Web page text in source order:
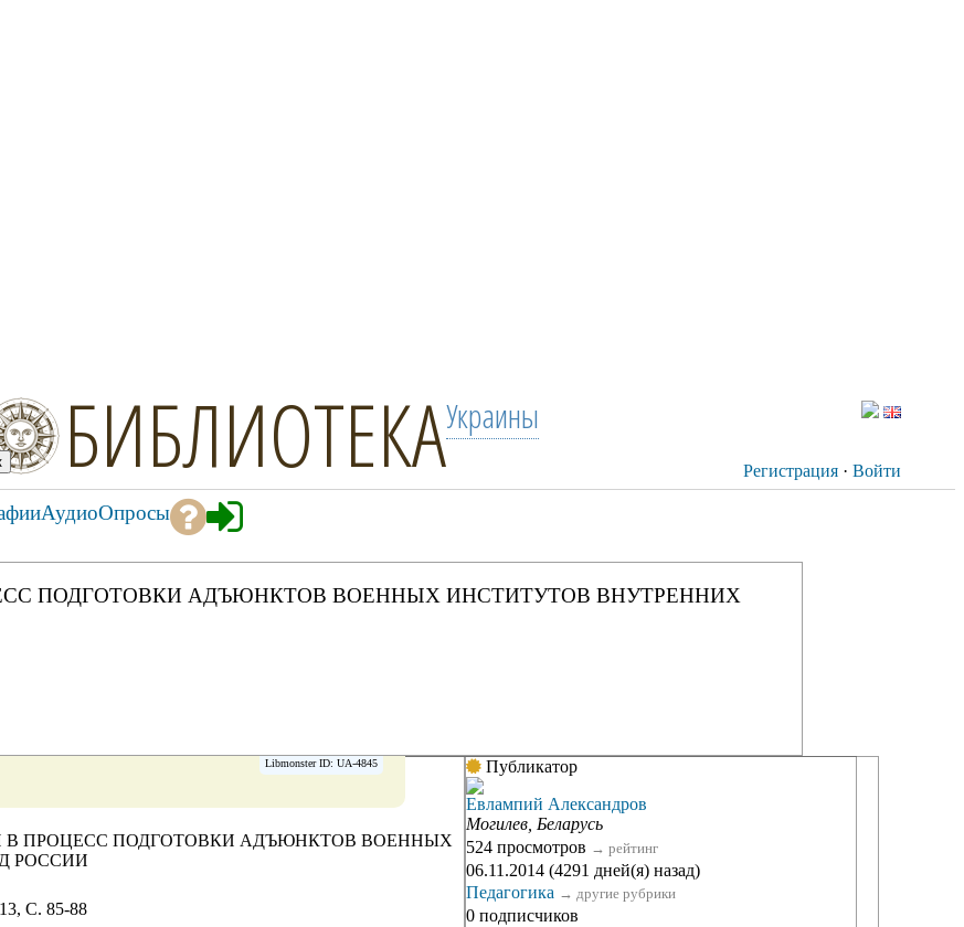
БИБЛИОТЕКАУкраины
Регистрация · Войти
АудиоОпросы
ПОДГОТОВКИ АДЪЮНКТОВ ВОЕННЫХ ИНСТИТУТОВ ВНУТРЕННИХ
Libmonster ID: UA-4845
ПРОЦЕСС ПОДГОТОВКИ АДЪЮНКТОВ ВОЕННЫХ
РОССИИ
C. 85-88
Публикатор
Евлампий Александров
Могилев, Беларусь
524 просмотров → рейтинг
06.11.2014 (4291 дней(я) назад)
Педагогика → другие рубрики
0 подписчиков